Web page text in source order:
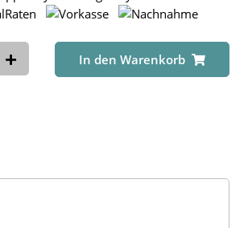
In den Warenkorb